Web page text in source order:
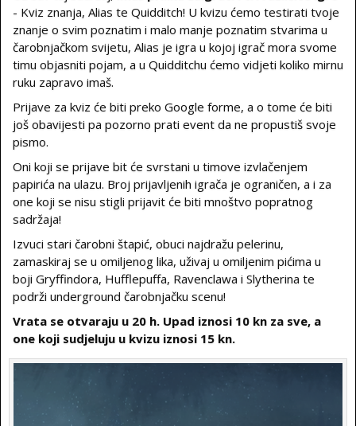
- Kviz znanja, Alias te Quidditch! U kvizu ćemo testirati tvoje
znanje o svim poznatim i malo manje poznatim stvarima u
čarobnjačkom svijetu, Alias je igra u kojoj igrač mora svome
timu objasniti pojam, a u Quidditchu ćemo vidjeti koliko mirnu
ruku zapravo imaš.
Prijave za kviz će biti preko Google forme, a o tome će biti
još obavijesti pa pozorno prati event da ne propustiš svoje
pismo.
Oni koji se prijave bit će svrstani u timove izvlačenjem
papirića na ulazu. Broj prijavljenih igrača je ograničen, a i za
one koji se nisu stigli prijavit će biti mnoštvo popratnog
sadržaja!
Izvuci stari čarobni štapić, obuci najdražu pelerinu,
zamaskiraj se u omiljenog lika, uživaj u omiljenim pićima u
boji Gryffindora, Hufflepuffa, Ravenclawa i Slytherina te
podrži underground čarobnjačku scenu!
Vrata se otvaraju u 20 h. Upad iznosi 10 kn za sve, a
one koji sudjeluju u kvizu iznosi 15 kn.